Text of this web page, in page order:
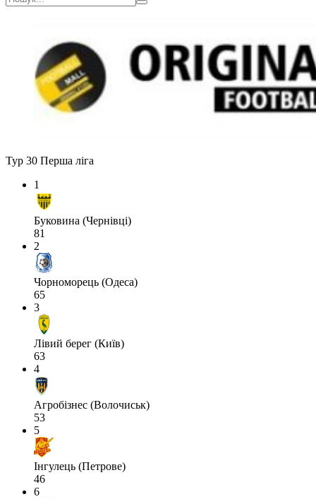
Тур 30 Перша ліга
1
Буковина (Чернівці)
81
2
Чорноморець (Одеса)
65
3
Лівий берег (Київ)
63
4
Агробізнес (Волочиськ)
53
5
Інгулець (Петрове)
46
6